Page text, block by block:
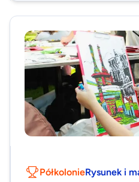
PółkolonieRysunek i